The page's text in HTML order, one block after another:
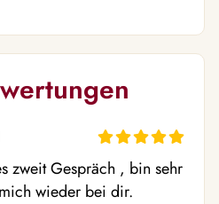
zweit Gespräch , bin sehr
wieder bei dir.